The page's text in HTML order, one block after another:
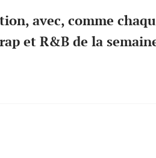
avec, comme
et R&B de la